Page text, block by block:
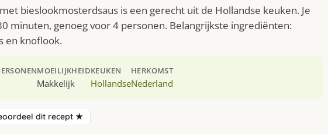
bieslookmosterdsaus is een gerecht uit de Hollandse keuken. Je
minuten, genoeg voor 4 personen. Belangrijkste ingrediënten:
en knoflook.
MOEILIJKHEID
Makkelijk
KEUKEN
Hollandse
HERKOMST
Nederland
dit recept ★